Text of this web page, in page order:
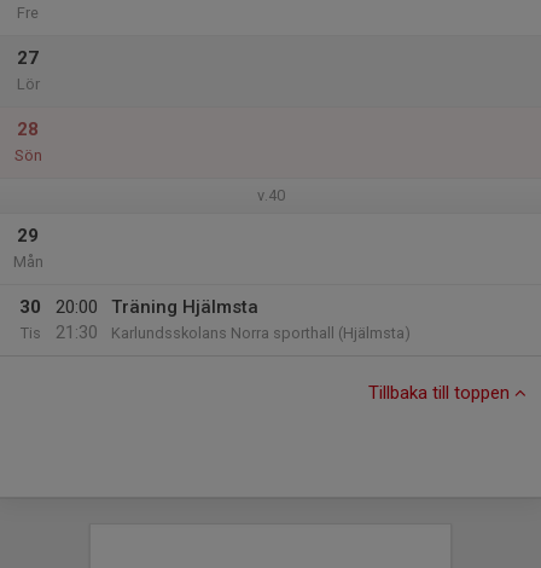
Fre
27
Lör
28
Sön
v.40
29
Mån
30
Tis
20:00
21:30
Träning Hjälmsta
Karlundsskolans Norra sporthall (Hjälmsta)
Tillbaka till toppen